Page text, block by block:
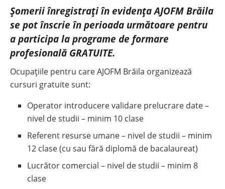
Șomerii înregistrați în evidența AJOFM Brăila
se pot înscrie în perioada următoare pentru
a participa la programe de formare
profesională GRATUITE.
Ocupațiile pentru care AJOFM Brăila organizează
cursuri gratuite sunt:
Operator introducere validare prelucrare date –
nivel de studii – minim 10 clase
Referent resurse umane – nivel de studii – minim
12 clase (cu sau fără diplomă de bacalaureat)
Lucrător comercial – nivel de studii – minim 8
clase